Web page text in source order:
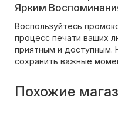
Ярким
Воспользуйтесь
процесс печати ваших
приятным и доступным.
сохранить важные
Похожие